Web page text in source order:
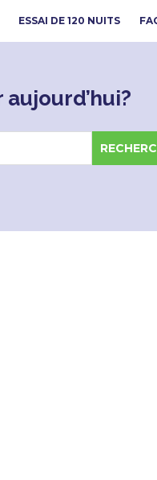
ESSAI DE 120 NUITS